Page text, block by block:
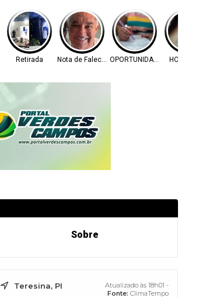
Retirada Nota de FalecimentoOPORTUNIDADE HOMICÍDIO
Sobre
Teresina, PI
Atualizado às 18h01 -
Fonte: ClimaTempo